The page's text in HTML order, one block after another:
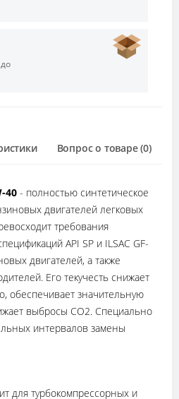
Вопрос о товаре (0)
40 - полностью синтетическое
двигателей легковых
требования
API SP и ILSAC GF-
двигателей, а также
Его текучесть снижает
обеспечивает значительную
выбросы CO2. Специально
интервалов замены
для турбокомпрессорных и